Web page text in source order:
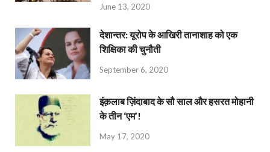
June 13, 2020
देशान्‍तर: यूरोप के आखिरी तानाशाह को एक
शिक्षिका की चुनौती
September 6, 2020
इंक़लाब ज़िंदाबाद के सौ साल और हसरत मोहानी
के तीन ‘एम’!
May 17, 2020